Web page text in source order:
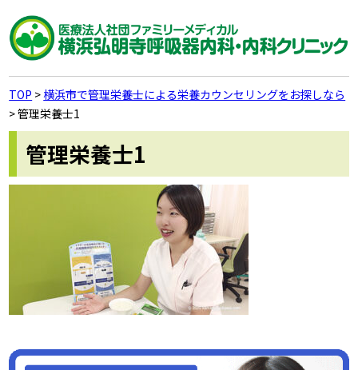
TOP >横浜市で管理栄養士による栄養カウンセリングをお探しなら
>管理栄養士1
管理栄養士1